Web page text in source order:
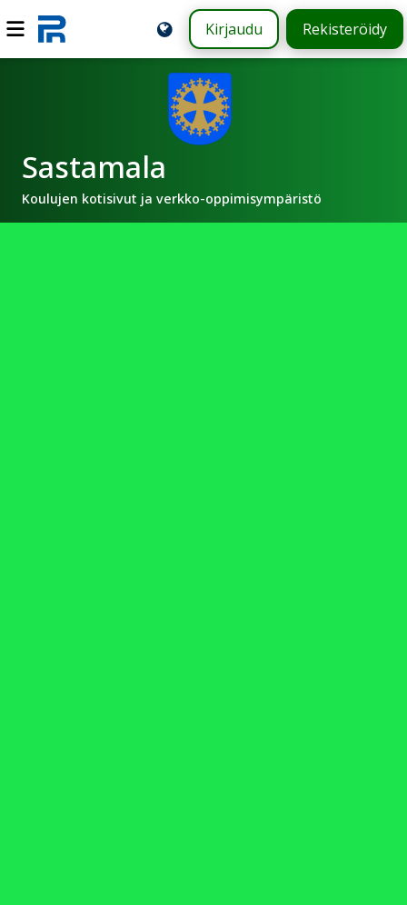
Kirjaudu Rekisteröidy
Sastamala
Koulujen kotisivut ja verkko-oppimisympäristö